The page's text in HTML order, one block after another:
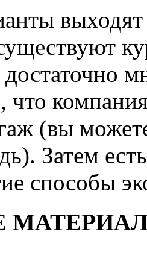
выходят
что
(вы
Затем
способы